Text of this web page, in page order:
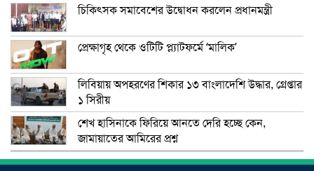
চিকিৎসক সমাবেশের উদ্বোধন করলেন প্রধানমন্ত্রী
প্রেক্ষাগৃহ থেকে ওটিটি প্ল্যাটফর্মে ‘মালিক’
লিবিয়ায় অপহরণের শিকার ১৩ বাংলাদেশি উদ্ধার, গ্রেপ্তার
১ সিরীয়
শেখ হাসিনাকে ফিরিয়ে আনতে দেরি হচ্ছে কেন,
জামায়াতের আমিরের প্রশ্ন